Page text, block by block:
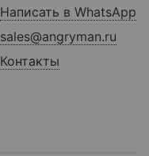
Написать в WhatsApp
sales@angryman.ru
Контакты